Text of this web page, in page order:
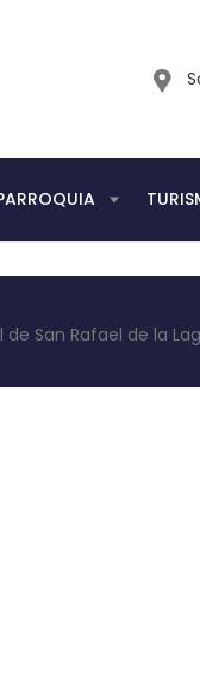
San Rafael de la